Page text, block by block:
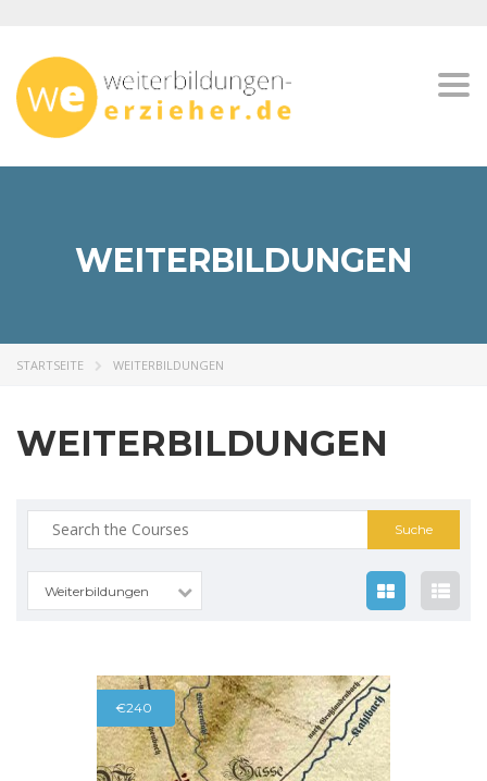
WEITERBILDUNGEN
STARTSEITE WEITERBILDUNGEN
WEITERBILDUNGEN
Suche
nach:
Weiterbildungen
€240